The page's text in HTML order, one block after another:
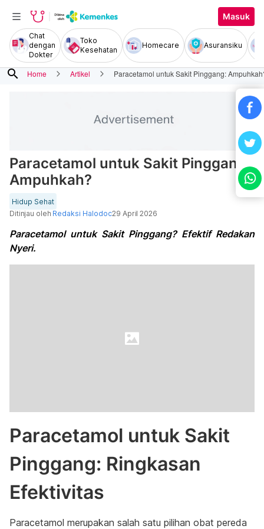
Masuk
Chat
dengan
Dokter
Toko
Kesehatan
Homecare Asuransiku
search Home Artikel Paracetamol untuk Sakit Pinggang:
Paracetamol untuk Sakit Pinggang:
Ampuhkah?
Hidup Sehat
Ditinjau oleh Redaksi Halodoc29 April 2026
Paracetamol untuk Sakit Pinggang? Efektif Redakan
Nyeri.
Paracetamol untuk Sakit
Pinggang: Ringkasan
Efektivitas
Paracetamol merupakan salah satu pilihan obat pereda